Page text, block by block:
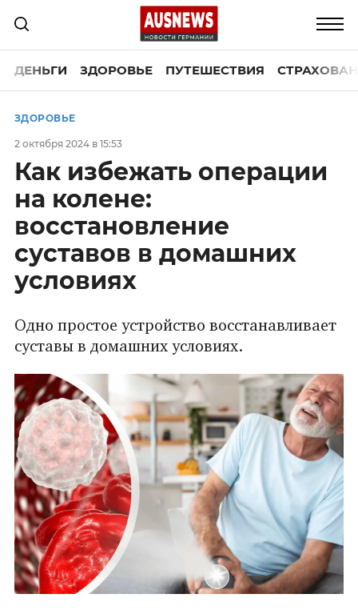
ДЕНЬГИ ЗДОРОВЬЕ ПУТЕШЕСТВИЯ
ЗДОРОВЬЕ
2 октября 2024 в 15:53
Как избежать операции
на колене:
восстановление
суставов в домашних
условиях
Одно простое устройство восстанавливает
суставы в домашних условиях.